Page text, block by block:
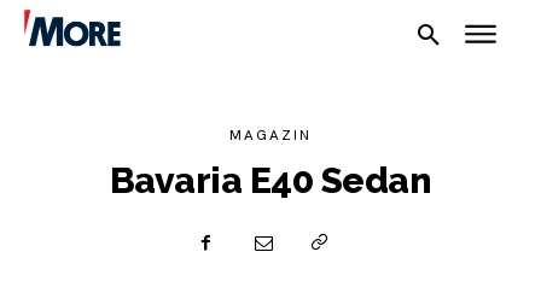
MAGAZIN
Bavaria E40 Sedan